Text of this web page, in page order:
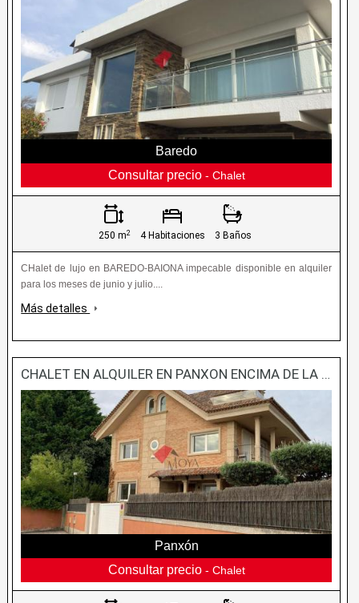
Baredo
Consultar precio - Chalet
250 m2 4 Habitaciones 3 Baños
CHalet de lujo en BAREDO-BAIONA impecable disponible en alquiler
para los meses de junio y julio....
Más detalles
CHALET EN ALQUILER EN PANXON ENCIMA DE LA PLAYA CON PISICNA Y PADELL
Panxón
Consultar precio - Chalet